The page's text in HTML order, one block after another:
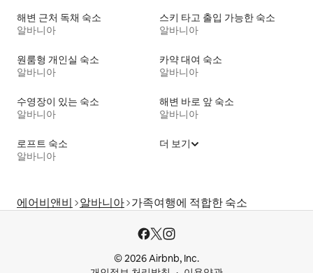
해변 근처 독채 숙소
알바니아
스키 타고 출입 가능한 숙소
알바니아
원룸형 개인실 숙소
알바니아
카약 대여 숙소
알바니아
수영장이 있는 숙소
알바니아
해변 바로 앞 숙소
알바니아
로프트 숙소
알바니아
더 보기
에어비앤비 알바니아 가족여행에 적합한 숙소
© 2026 Airbnb, Inc.